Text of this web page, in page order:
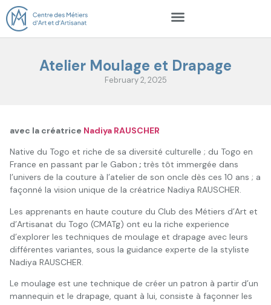
Atelier Moulage et Drapage
February 2, 2025
avec la créatrice Nadiya RAUSCHER
Native du Togo et riche de sa diversité culturelle ; du Togo en
France en passant par le Gabon ; très tôt immergée dans
l’univers de la couture à l’atelier de son oncle dès ces 10 ans ; a
façonné la vision unique de la créatrice Nadiya RAUSCHER.
Les apprenants en haute couture du Club des Métiers d’Art et
d’Artisanat du Togo (CMATg) ont eu la riche experience
d’explorer les techniques de moulage et drapage avec leurs
différentes variantes, sous la guidance experte de la styliste
Nadiya RAUSCHER.
Le moulage est une technique de créer un patron à partir d’un
mannequin et le drapage, quant à lui, consiste à façonner les